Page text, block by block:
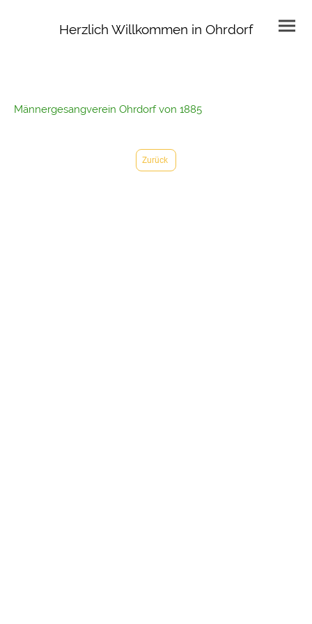
Herzlich Willkommen in Ohrdorf
Männergesangverein Ohrdorf von 1885
Zurück